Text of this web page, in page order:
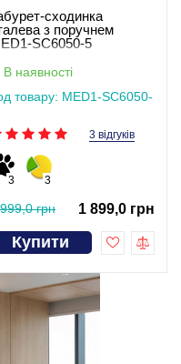
сходинка
з поручнем
SC6050-5
В наявності
товару: MED1-SC6050-
3 відгуків
3 3
грн 1 899,0 грн
Купити